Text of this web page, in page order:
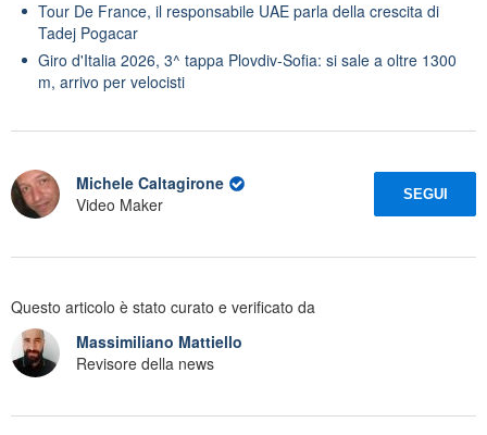
Tour De France, il responsabile UAE parla della crescita di
Tadej Pogacar
Giro d'Italia 2026, 3^ tappa Plovdiv-Sofia: si sale a oltre 1300
m, arrivo per velocisti
Michele Caltagirone
Video Maker
SEGUI
Questo articolo è stato curato e verificato da
Massimiliano Mattiello
Revisore della news